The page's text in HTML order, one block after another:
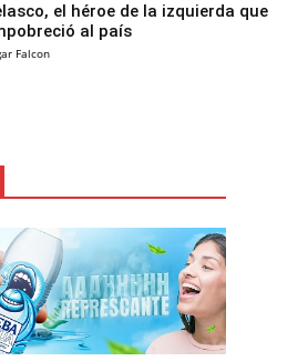
el héroe de la izquierda que
al país
Falcon